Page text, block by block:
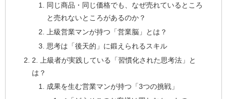
同じ商品・同じ価格でも、なぜ売れているところ
と売れないところがあるのか？
上級営業マンが持つ「営業脳」とは？
思考は「後天的」に鍛えられるスキル
2. 上級者が実践している「習慣化された思考法」と
は？
成果を生む営業マンが持つ「3つの挑戦」